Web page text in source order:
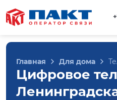
Главная Для дома
Цифровое